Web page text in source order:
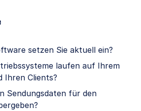
setzen Sie aktuell ein?
laufen auf Ihrem
Ihren Clients?
Sendungsdaten für den